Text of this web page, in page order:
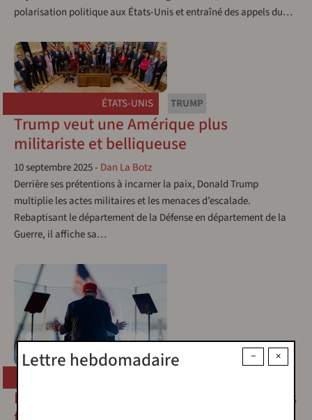
polarisation politique aux États-Unis et entraîné des appels du…
ÉTATS-UNIS TRUMP
Trump veut une Amérique plus
militariste et belliqueuse
10 septembre 2025- Dan La Botz
Derrière ses prétentions à incarner la paix, Donald Trump
multiplie les actes militaires et les menaces d’escalade.
Rebaptisant le département de la Défense en département de la
Guerre, il affiche sa…
Make America Great Again, les premières
×
−
Lettre hebdomadaire